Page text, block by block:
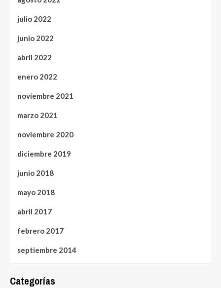
julio 2022
junio 2022
abril 2022
enero 2022
noviembre 2021
marzo 2021
noviembre 2020
diciembre 2019
junio 2018
mayo 2018
abril 2017
febrero 2017
septiembre 2014
Categorías